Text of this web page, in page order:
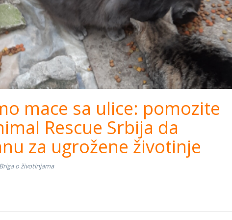
mace sa ulice: pomozite
Rescue Srbija da
za ugrožene životinje
Briga o životinjama